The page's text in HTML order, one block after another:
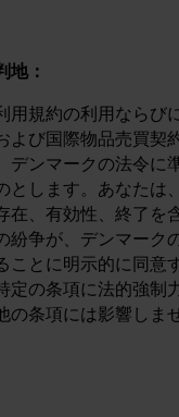
地：
用規約の利用ならび
よび国際物品売買契
デンマークの法令に
とします。あなたは
在、有効性、終了を
紛争が、デンマーク
ことに明示的に同意
定の条項に法的強制
条項には影響しませ